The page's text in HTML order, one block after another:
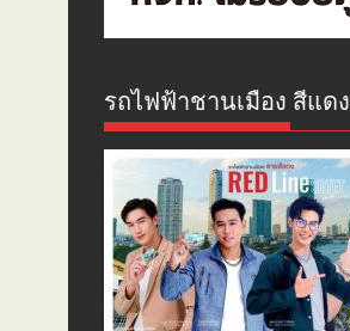
รถไฟฟ้าชานเมือง สีแดง